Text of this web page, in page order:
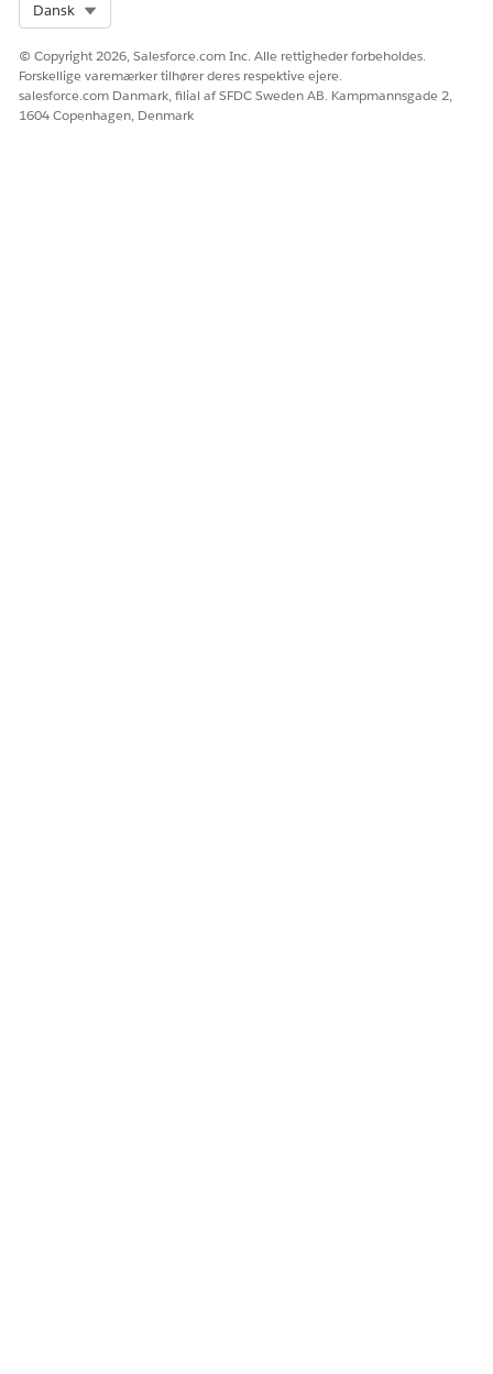
Dansk
© Copyright 2026, Salesforce.com Inc. Alle rettigheder forbeholdes.
Forskellige varemærker tilhører deres respektive ejere.
salesforce.com Danmark, filial af SFDC Sweden AB. Kampmannsgade 2,
1604 Copenhagen, Denmark